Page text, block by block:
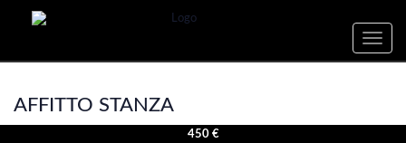
Toggle
AFFITTO STANZA
450 €